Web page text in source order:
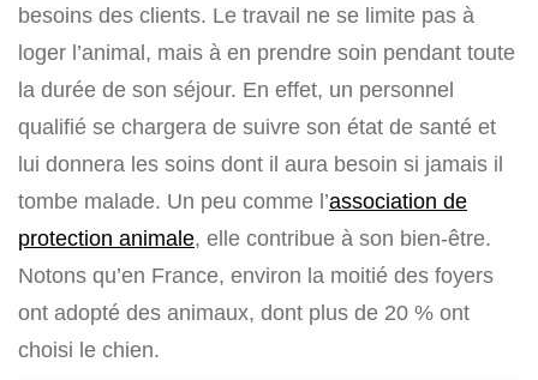
besoins des clients. Le travail ne se limite pas à
loger l’animal, mais à en prendre soin pendant toute
la durée de son séjour. En effet, un personnel
qualifié se chargera de suivre son état de santé et
lui donnera les soins dont il aura besoin si jamais il
tombe malade. Un peu comme l’association de
protection animale, elle contribue à son bien-être.
Notons qu’en France, environ la moitié des foyers
ont adopté des animaux, dont plus de 20 % ont
choisi le chien.